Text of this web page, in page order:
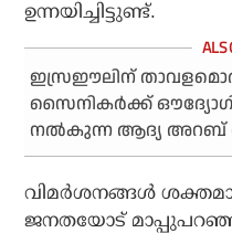
ഉന്നയിച്ചിട്ടുണ്ട്.
ഇസ്രഈലിന്
സൈനികര്‍ക്ക്
നല്‍കുന്ന ആദ്യ അറബ്
വിമർശനങ്ങൾ
ജനതയോട്